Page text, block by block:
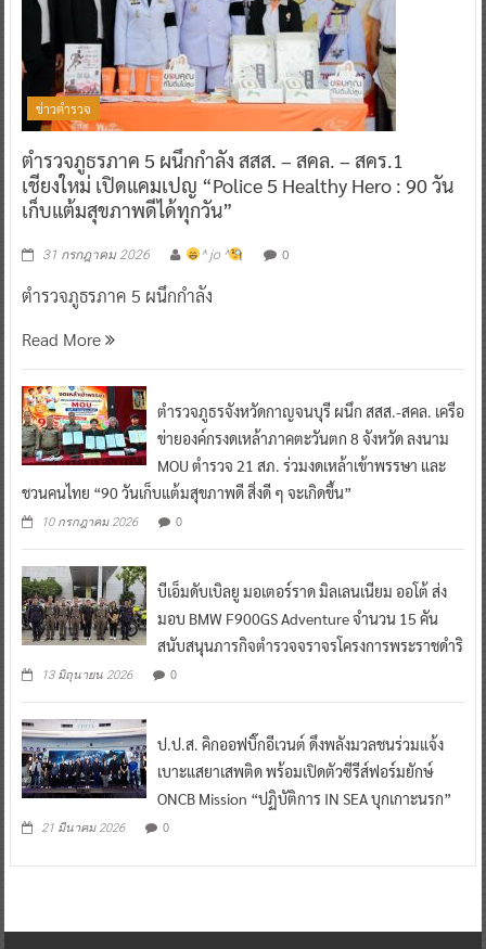
ข่าวตำรวจ
ตำรวจภูธรภาค 5 ผนึกกำลัง สสส. – สคล. – สคร.1
เชียงใหม่ เปิดแคมเปญ “Police 5 Healthy Hero : 90 วัน
เก็บแต้มสุขภาพดีได้ทุกวัน”
31 กรกฎาคม 2026 ^ jo ^ 0
ตำรวจภูธรภาค 5 ผนึกกำลัง
Read More
ตำรวจภูธรจังหวัดกาญจนบุรี ผนึก สสส.-สคล. เครือ
ข่ายองค์กรงดเหล้าภาคตะวันตก 8 จังหวัด ลงนาม
MOU ตำรวจ 21 สภ. ร่วมงดเหล้าเข้าพรรษา และ
ชวนคนไทย “90 วันเก็บแต้มสุขภาพดี สิ่งดี ๆ จะเกิดขึ้น”
10 กรกฎาคม 2026 0
บีเอ็มดับเบิลยู มอเตอร์ราด มิลเลนเนียม ออโต้ ส่ง
มอบ BMW F900GS Adventure จำนวน 15 คัน
สนับสนุนภารกิจตำรวจจราจรโครงการพระราชดำริ
13 มิถุนายน 2026 0
ป.ป.ส. คิกออฟบิ๊กอีเวนต์ ดึงพลังมวลชนร่วมแจ้ง
เบาะแสยาเสพติด พร้อมเปิดตัวซีรีส์ฟอร์มยักษ์
ONCB Mission “ปฏิบัติการ IN SEA บุกเกาะนรก”
21 มีนาคม 2026 0